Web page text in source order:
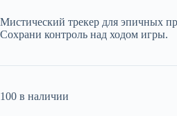
2
100,00 ₽.
250,00 ₽.
Мистический трекер для эпичных
Сохрани контроль над ходом игры.
100 в наличии